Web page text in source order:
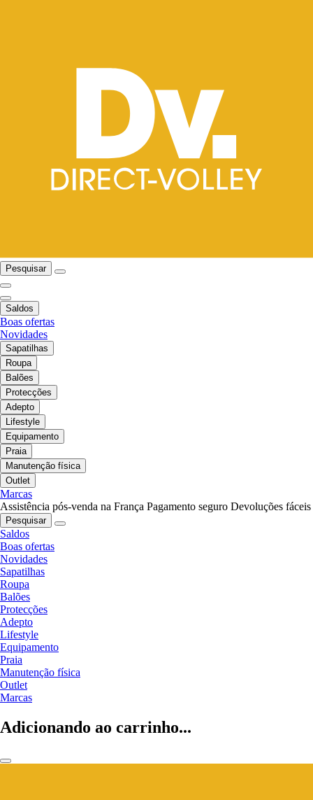
Pesquisar
Saldos
Boas ofertas
Novidades
Sapatilhas
Roupa
Balões
Protecções
Adepto
Lifestyle
Equipamento
Praia
Manutenção física
Outlet
Marcas
Assistência pós-venda na França Pagamento seguro Devoluções fáceis
Pesquisar
Saldos
Boas ofertas
Novidades
Sapatilhas
Roupa
Balões
Protecções
Adepto
Lifestyle
Equipamento
Praia
Manutenção física
Outlet
Marcas
Adicionando ao carrinho...